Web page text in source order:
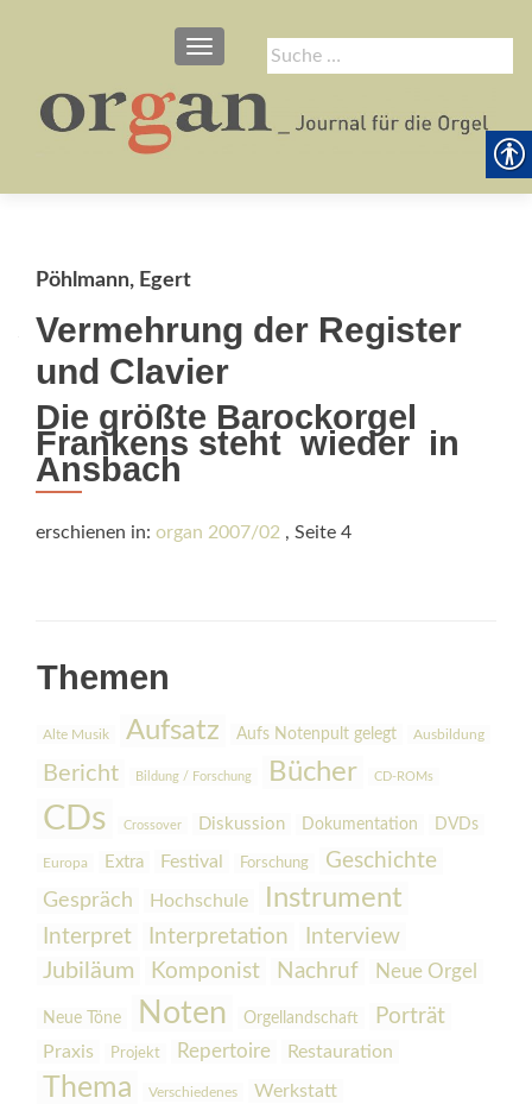
Suche
nach:
SCHALTE NAVIGATION
Pöhlmann, Egert
Vermehrung der Register
und Clavier
Die größte Barockorgel
Frankens steht  wieder  in
Ansbach
erschienen in: organ 2007/02 , Seite 4
Themen
Alte Musik Aufsatz Aufs Notenpult gelegt Ausbildung
Bericht Bildung / Forschung Bücher CD-ROMs
CDs Crossover Diskussion Dokumentation DVDs
Europa Extra Festival Forschung Geschichte
Gespräch Hochschule Instrument
Interpret Interpretation
Interview
Jubiläum
Komponist Nachruf Neue Orgel
Neue Töne Noten Orgellandschaft Porträt
Praxis Projekt Repertoire Restauration
Thema Verschiedenes Werkstatt